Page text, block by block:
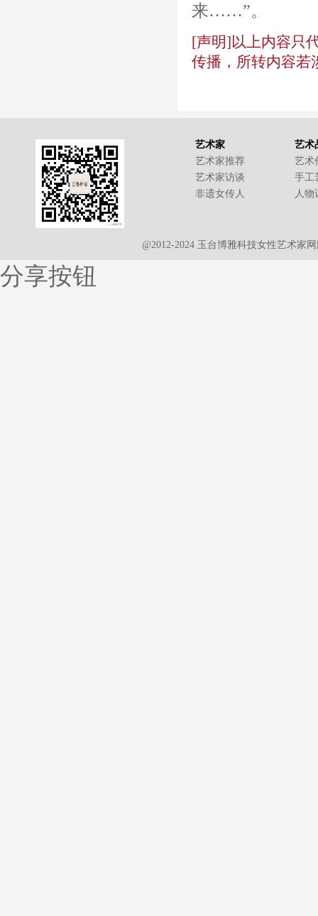
来……”。
[声明]以上内容只
传播，所转内容若
艺术家
艺术家推荐
艺术家访谈
非遗女传人
艺术
艺术
手工
人物
@2012-2024 玉台博雅科技女性艺术家
分享按钮